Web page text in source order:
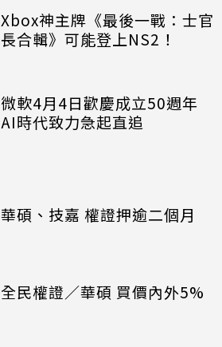
Xbox神主牌《最後一戰：士官
長合輯》可能登上NS2！
微軟4月4日歡慶成立50週年
AI時代致力急起直追
華碩、技嘉 權證押逾二個月
全民權證／華碩 買價內外5%